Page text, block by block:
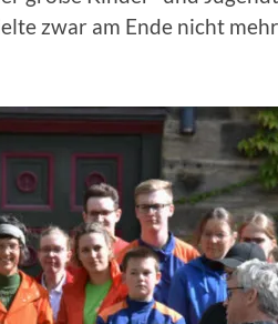
zwar am Ende nicht